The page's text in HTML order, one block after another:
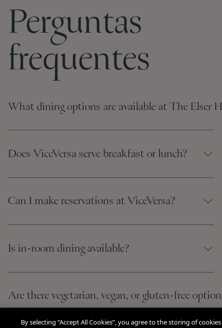
Perguntas
frequentes
What dining options are available at The Elser
Does ViceVersa serve breakfast or lunch?
Can I make reservations at ViceVersa?
Is in-room dining available?
Are there vegetarian, vegan, or gluten-free
By selecting “Accept All Cookies”, you agree to the storing of cookies